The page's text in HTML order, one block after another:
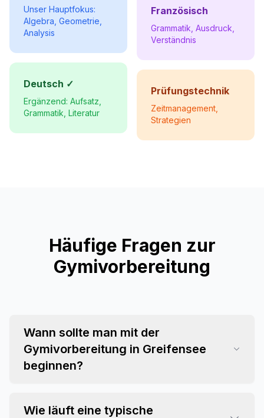
Unser Hauptfokus:
Algebra, Geometrie,
Analysis
Deutsch ✓
Ergänzend: Aufsatz,
Grammatik, Literatur
Französisch
Grammatik, Ausdruck,
Verständnis
Prüfungstechnik
Zeitmanagement,
Strategien
Häufige Fragen zur
Gymivorbereitung
Wann sollte man mit der
Gymivorbereitung in Greifensee
beginnen?
Wie läuft eine typische